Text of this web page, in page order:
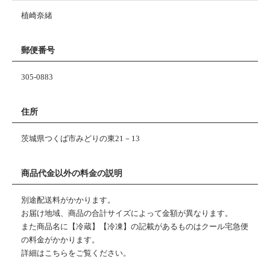
植崎奈緒
郵便番号
305-0883
住所
茨城県つくば市みどりの東21－13
商品代金以外の料金の説明
別途配送料がかかります。
お届け地域、商品の合計サイズによって金額が異なります。
また商品名に【冷蔵】【冷凍】の記載があるものはクール宅急便
の料金がかかります。
詳細はこちら をご覧ください。